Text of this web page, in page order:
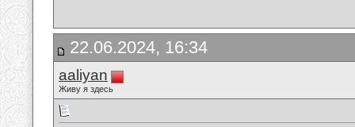
22.06.2024, 16:34
aaliyan
Живу я здесь